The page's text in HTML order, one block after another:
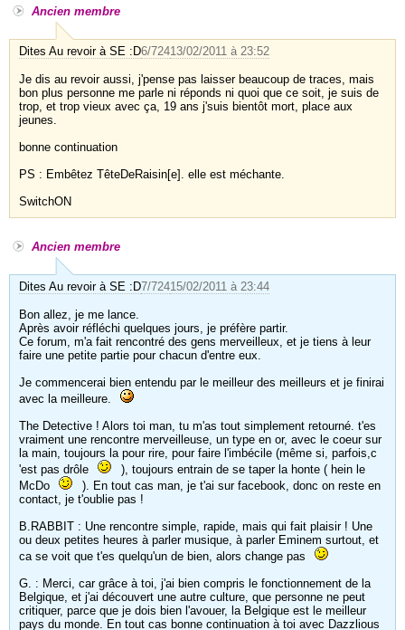
Ancien membre
Dites Au revoir à SE :D6/72413/02/2011 à 23:52
Je dis au revoir aussi, j'pense pas laisser beaucoup de traces, mais
bon plus personne me parle ni réponds ni quoi que ce soit, je suis de
trop, et trop vieux avec ça, 19 ans j'suis bientôt mort, place aux
jeunes.
bonne continuation
PS : Embêtez TêteDeRaisin[e]. elle est méchante.
SwitchON
Ancien membre
Dites Au revoir à SE :D7/72415/02/2011 à 23:44
Bon allez, je me lance.
Après avoir réfléchi quelques jours, je préfère partir.
Ce forum, m'a fait rencontré des gens merveilleux, et je tiens à leur
faire une petite partie pour chacun d'entre eux.
Je commencerai bien entendu par le meilleur des meilleurs et je finirai
avec la meilleure.
The Detective ! Alors toi man, tu m'as tout simplement retourné. t'es
vraiment une rencontre merveilleuse, un type en or, avec le coeur sur
la main, toujours la pour rire, pour faire l'imbécile (même si, parfois,c
'est pas drôle
), toujours entrain de se taper la honte ( hein le
McDo
). En tout cas man, je t'ai sur facebook, donc on reste en
contact, je t'oublie pas !
B.RABBIT : Une rencontre simple, rapide, mais qui fait plaisir ! Une
ou deux petites heures à parler musique, à parler Eminem surtout, et
ca se voit que t'es quelqu'un de bien, alors change pas
G. : Merci, car grâce à toi, j'ai bien compris le fonctionnement de la
Belgique, et j'ai découvert une autre culture, que personne ne peut
critiquer, parce que je dois bien l'avouer, la Belgique est le meilleur
pays du monde. En tout cas bonne continuation à toi avec Dazzlious